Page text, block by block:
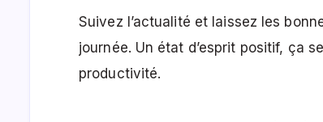
Suivez l’actualité et laissez les
journée. Un état d’esprit positif, ça
productivité.